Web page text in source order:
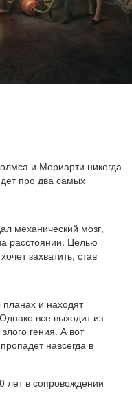
и Мориарти никогда
про два самых
механический мозг,
расстоянии. Целью
захватить, став
и находят
все выходит из-
гения. А вот
навсегда в
лет в сопровождении